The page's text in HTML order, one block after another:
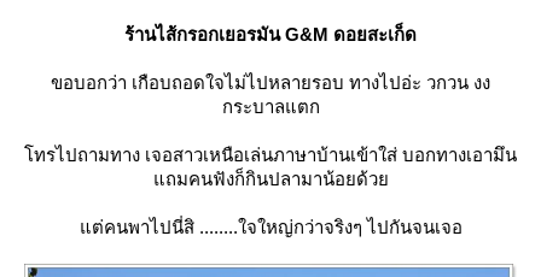
ร้านไส้กรอกเยอรมัน G&M ดอยสะเก็ด
ขอบอกว่า เกือบถอดใจไม่ไปหลายรอบ ทางไปอ่ะ วกวน งง
กระบาลแตก
ทรไปถามทาง เจอสาวเหนือเล่นภาษาบ้านเข้าใส่ บอกทางเอามึน
ถมคนฟังก็กินปลามาน้อยด้ว
ต่คนพาไปนี่สิ ........ใจใหญ่กว่าจริงๆ ไปกันจนเจอ